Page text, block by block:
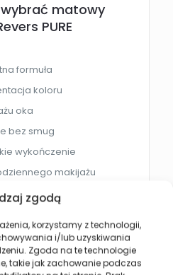
zgodą
korzystamy z technologii,
i/lub uzyskiwania
Zgoda na te technologie
takie jak zachowanie podczas
matowy
PURE
formuła
koloru
oka
bez smug
wykończenie
makijażu
oczu
zapewnia: